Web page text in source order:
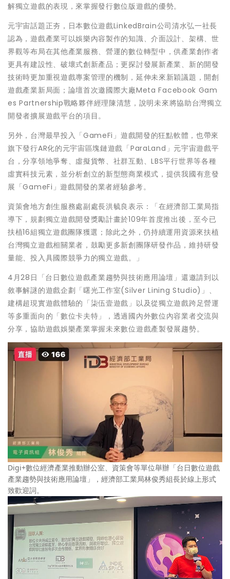
解獨立遊戲的表現，來掌握發行數位版遊戲的優勢。
元宇宙話題正夯，日本數位遊戲LinkedBrain公司清水弘一社長
認為，遊戲產業可以娛樂內容製作的知識、介面設計、架構、世
界觀等布局在其他產業服務、營運的數位轉型中，供產業創作者
更具有建設性、破壞式創新產品；更探討發展新產業、新的開發
技術時更加重視遊戲專案管理的機制，延伸未來新穎議題，開創
遊戲產業新局面；論壇首次邀國際大廠Meta Facebook Gam
es Partnership戰略夥伴經理陳清慧，說明未來將協助台灣獨立
開發者擴展遊戲平台的項目。
另外，台灣最早投入「GameFi」遊戲開發的狂點軟體，也帶來
旗下發行AR化的元宇宙區塊鏈遊戲「ParaLand」元宇宙遊戲平
台，分享領地爭奪、虛擬貨幣、社群互動、LBS平行世界等各種
虛實科技元素，並分析創立的新型態商業模式，提供我國有意發
展「GameFi」遊戲開發的業者經驗參考。
資策會地方創生服務處副處長洪毓良表示：「在經濟部工業局指
導下，規劃獨立遊戲開發獎勵計畫於109年首度推出後，至今已
扶植16組獨立遊戲團隊獲選；除此之外，仍持續運用資源來扶植
台灣獨立遊戲相關業者，鼓勵更多新創團隊研發作品，維持研發
量能、投入具國際競爭力的獨立遊戲。」
4月28日「台日數位遊戲產業趨勢與技術應用論壇」還邀請到以
敘事解謎的遊戲企劃「曙光工作室(Silver Lining Studio)」、
建構超現實遊戲體驗的「柒伍壹遊戲」以及從獨立遊戲跨足營運
等多重面向的「數位卡夫特」，透過國內外數位內容業者交流與
分享，協助遊戲娛樂產業掌握未來數位遊戲產製發展趨勢。
Digi+數位經濟產業推動辦公室、資策會等單位舉辦「台日數位遊戲
產業趨勢與技術應用論壇」，經濟部工業局林俊秀組長於線上形式
致歡迎詞。